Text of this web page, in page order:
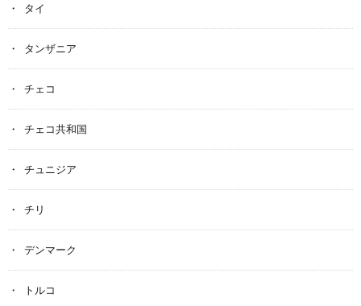
タイ
タンザニア
チェコ
チェコ共和国
チュニジア
チリ
デンマーク
トルコ